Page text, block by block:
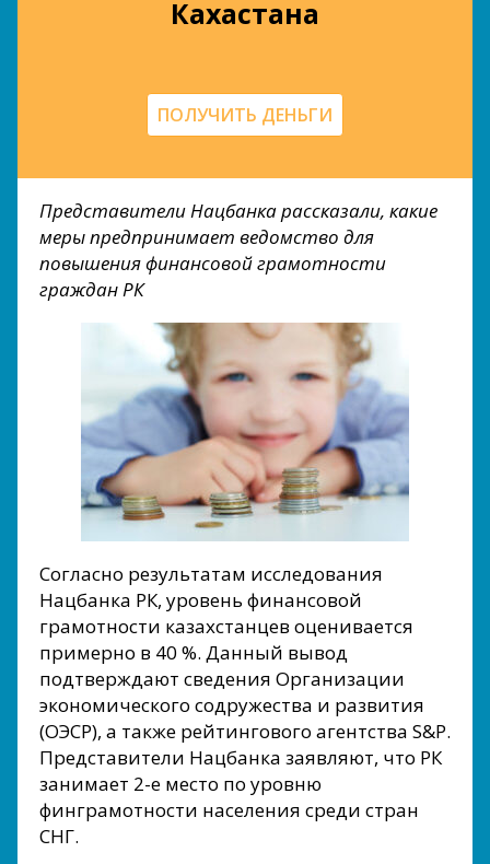
Кахастана
ПОЛУЧИТЬ ДЕНЬГИ
Представители Нацбанка рассказали, какие
меры предпринимает ведомство для
повышения финансовой грамотности
граждан РК
Согласно результатам исследования
Нацбанка РК, уровень финансовой
грамотности казахстанцев оценивается
примерно в 40 %. Данный вывод
подтверждают сведения Организации
экономического содружества и развития
(ОЭСР), а также рейтингового агентства S&P.
Представители Нацбанка заявляют, что РК
занимает 2-е место по уровню
финграмотности населения среди стран
СНГ.